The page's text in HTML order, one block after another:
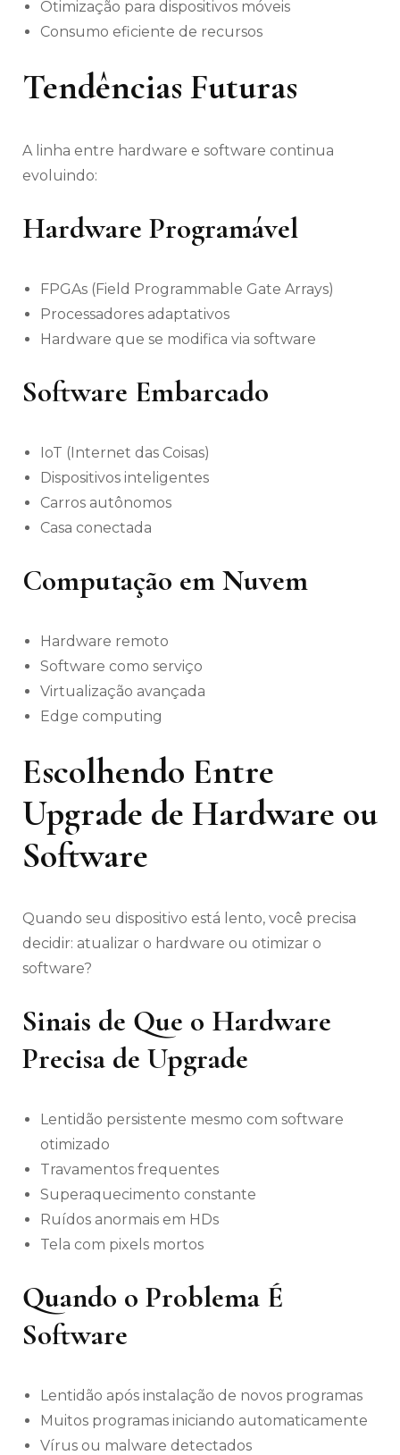
Otimização para dispositivos móveis
Consumo eficiente de recursos
Tendências Futuras
A linha entre hardware e software continua
evoluindo:
Hardware Programável
FPGAs (Field Programmable Gate Arrays)
Processadores adaptativos
Hardware que se modifica via software
Software Embarcado
IoT (Internet das Coisas)
Dispositivos inteligentes
Carros autônomos
Casa conectada
Computação em Nuvem
Hardware remoto
Software como serviço
Virtualização avançada
Edge computing
Escolhendo Entre
Upgrade de Hardware ou
Software
Quando seu dispositivo está lento, você precisa
decidir: atualizar o hardware ou otimizar o
software?
Sinais de Que o Hardware
Precisa de Upgrade
Lentidão persistente mesmo com software
otimizado
Travamentos frequentes
Superaquecimento constante
Ruídos anormais em HDs
Tela com pixels mortos
Quando o Problema É
Software
Lentidão após instalação de novos programas
Muitos programas iniciando automaticamente
Vírus ou malware detectados